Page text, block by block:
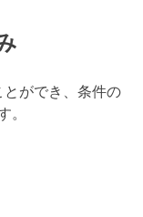
ができ、条件の
。